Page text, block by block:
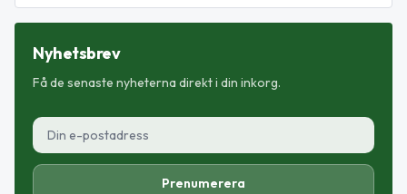
Nyhetsbrev
Få de senaste nyheterna direkt i din inkorg.
Prenumerera